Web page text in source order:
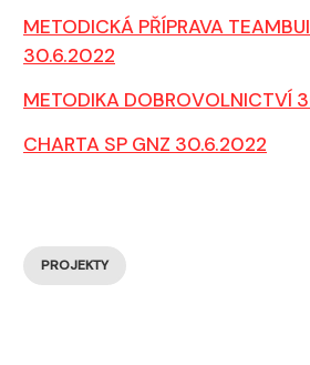
METODICKÁ PŘÍPRAVA
30.6.2022
METODIKA DOBROVOLNICTVÍ
CHARTA SP GNZ 30.6.2022
PROJEKTY